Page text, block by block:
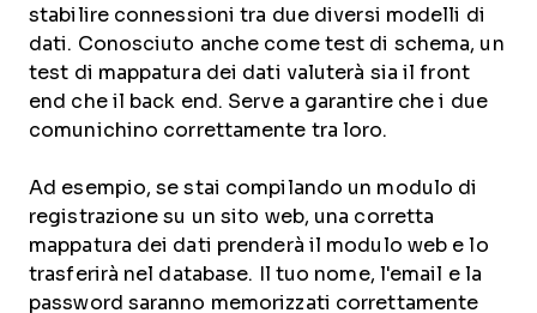
stabilire connessioni tra due diversi modelli di
dati. Conosciuto anche come test di schema, un
test di mappatura dei dati valuterà sia il front
end che il back end. Serve a garantire che i due
comunichino correttamente tra loro.
Ad esempio, se stai compilando un modulo di
registrazione su un sito web, una corretta
mappatura dei dati prenderà il modulo web e lo
trasferirà nel database. Il tuo nome, l'email e la
password saranno memorizzati correttamente